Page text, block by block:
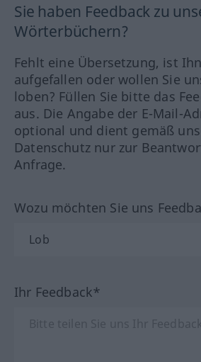
Sie haben Feedback zu
Wörterbüchern?
Fehlt eine Übersetzung, ist
aufgefallen oder wollen Sie
loben? Füllen Sie bitte das
aus. Die Angabe der E-Mail-
optional und dient gemäß
Datenschutz nur zur
Anfrage.
Wozu möchten Sie uns
Ihr Feedback*